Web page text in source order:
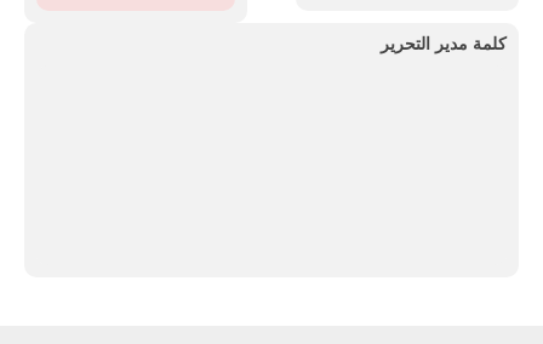
كلمة مدير التحرير